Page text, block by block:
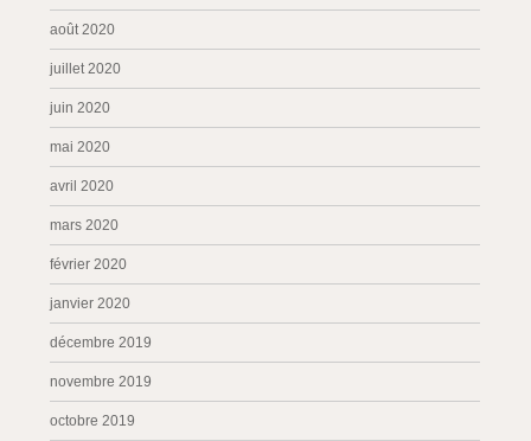
août 2020
juillet 2020
juin 2020
mai 2020
avril 2020
mars 2020
février 2020
janvier 2020
décembre 2019
novembre 2019
octobre 2019